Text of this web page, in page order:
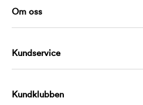
Om oss
Kundservice
Kundklubben